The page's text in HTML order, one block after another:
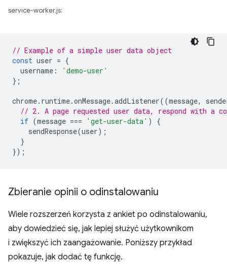
service-worker.js:
// Example of a simple user data object
const user = {
username :
'demo-user'
};
chrome. runtime.onMessage.addListener((message,
// 2. A page requested user data, respond with a
if (message === 'get-user-data' )
{
sendResponse(user);
}
});
Zbieranie opinii o odinstalowaniu
Wiele rozszerzeń korzysta z ankiet po odinstalowaniu,
aby dowiedzieć się, jak lepiej służyć użytkownikom
i zwiększyć ich zaangażowanie. Poniższy przykład
pokazuje, jak dodać tę funkcję.